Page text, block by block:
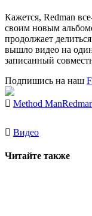
Кажется, Redman
своим новым
продолжает
вышло видео на
записанный
Подпишись на наш
Method Man
Видео
Читайте также